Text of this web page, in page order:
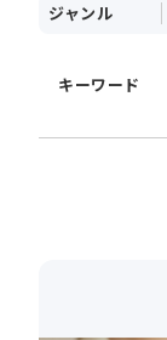
ジャンル
キーワード